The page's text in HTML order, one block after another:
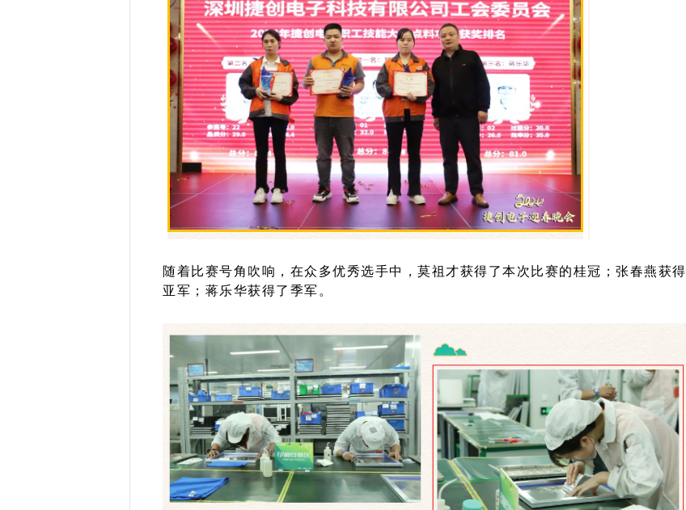
随着比赛号角吹响，在众多优秀选手中， 莫祖才获得了本次比赛的桂冠； 张春燕获得
亚军；蒋乐华获得了季军。